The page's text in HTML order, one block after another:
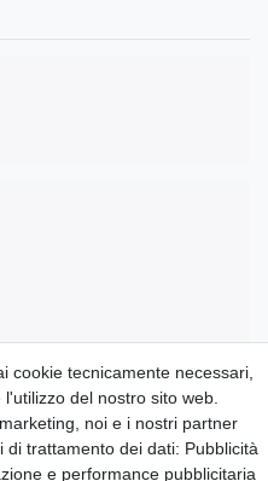
e sull'educazione
cookie tecnicamente necessari,
del nostro sito web.
noi e i nostri partner
trattamento dei dati: Pubblicità
e performance pubblicitaria